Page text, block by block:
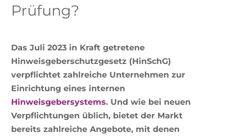
Prüfung?
Das Juli 2023 in Kraft getretene
Hinweisgeberschutzgesetz (HinSchG)
verpflichtet zahlreiche Unternehmen zur
Einrichtung eines internen
Hinweisgebersystems. Und wie bei neuen
Verpflichtungen üblich, bietet der Markt
bereits zahlreiche Angebote, mit denen